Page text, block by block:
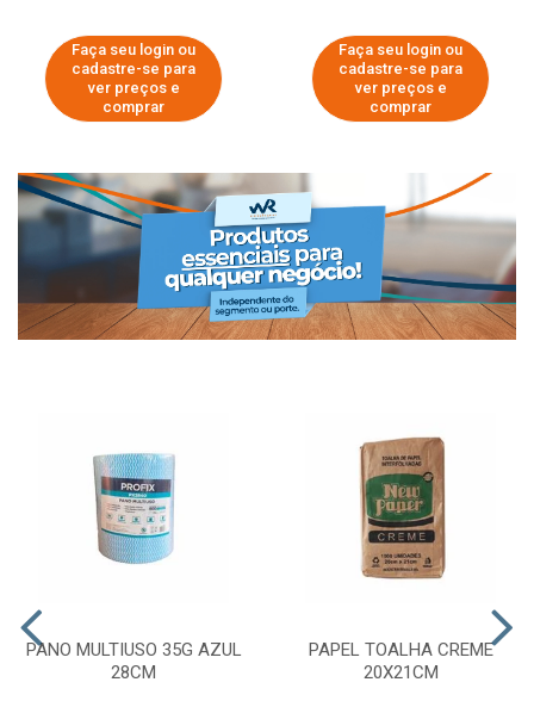
Faça seu login ou
cadastre-se para
ver preços e
comprar
Faça seu login ou
cadastre-se para
ver preços e
comprar
PANO MULTIUSO 35G AZUL
28CM
PAPEL TOALHA CREME
20X21CM